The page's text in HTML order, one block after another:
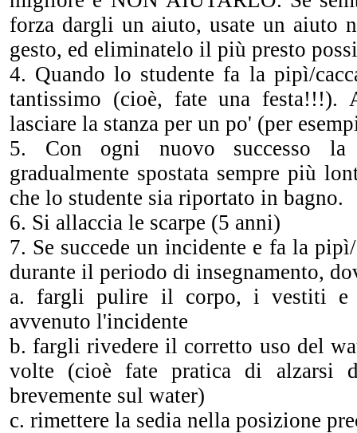
forza dargli un aiuto, usate un aiuto
gesto, ed eliminatelo il più presto
4. Quando lo studente fa la pipì/
tantissimo (cioè, fate una festa!!!).
lasciare la stanza per un po' (per
5. Con ogni nuovo successo la
gradualmente spostata sempre più
che lo studente sia riportato in bagno.
6. Si allaccia le scarpe (5 anni)
7. Se succede un incidente e fa la
durante il periodo di insegnamento,
a. fargli pulire il corpo, i vestiti e
avvenuto l'incidente
b. fargli rivedere il corretto uso del
volte (cioè fate pratica di alzarsi
brevemente sul water)
c. rimettere la sedia nella posizione